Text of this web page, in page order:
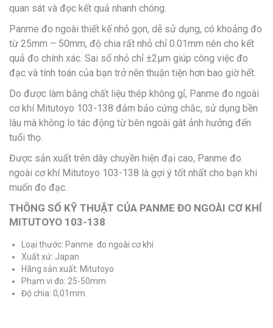
quan sát và đọc kết quả nhanh chóng.
Panme đo ngoài thiết kế nhỏ gọn, dễ sử dụng, có khoảng đo
từ 25mm – 50mm, độ chia rất nhỏ chỉ 0.01mm nên cho kết
quả đo chính xác. Sai số nhỏ chỉ ±2µm giúp công việc đo
đạc và tính toán của bạn trở nên thuận tiện hơn bao giờ hết.
Do được làm bằng chất liệu thép không gỉ, Panme đo ngoài
cơ khí Mitutoyo 103-138 đảm bảo cứng chắc, sử dụng bền
lâu mà không lo tác động từ bên ngoài gât ảnh hưởng đến
tuổi thọ.
Được sản xuất trên dây chuyền hiện đại cao, Panme đo
ngoài cơ khí Mitutoyo 103-138 là gợi ý tốt nhất cho bạn khi
muốn đo đạc.
THÔNG SỐ KỸ THUẬT CỦA PANME ĐO NGOÀI CƠ KHÍ
MITUTOYO 103-138
Loại thước: Panme đo ngoài cơ khí
Xuất xứ: Japan
Hãng sản xuất: Mitutoyo
Phạm vi đo: 25-50mm
Độ chia: 0,01mm